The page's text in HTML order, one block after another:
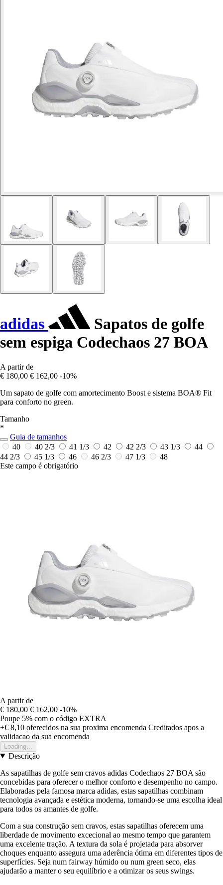
adidas
Sapatos de golfe
sem espiga Codechaos 27 BOA
A partir de
€ 180,00 € 162,00 -10%
Um sapato de golfe com amortecimento Boost e sistema BOA® Fit
para conforto no green.
Tamanho
*
Guia de tamanhos
40
40 2/3 41 1/3 42 42 2/3 43 1/3
44
44 2/3
45 1/3 46 46 2/3 47 1/3
48
Este campo é obrigatório
A partir de
€ 180,00 € 162,00 -10%
Poupe 5% com o código EXTRA
+€ 8,10 oferecidos na sua proxima encomenda Creditados apos a
validacao da sua encomenda
Loading...
Descrição
As sapatilhas de golfe sem cravos adidas Codechaos 27 BOA são
concebidas para oferecer o melhor conforto e desempenho no campo.
Elaboradas pela famosa marca adidas, estas sapatilhas combinam
tecnologia avançada e estética moderna, tornando-se uma escolha ideal
para todos os amantes de golfe.
Com a sua construção sem cravos, estas sapatilhas oferecem uma
liberdade de movimento excecional ao mesmo tempo que garantem
uma excelente tração. A textura da sola é projetada para absorver
choques enquanto assegura uma aderência ótima em diferentes tipos de
superfícies. Seja num fairway húmido ou num green seco, elas
ajudarão a manter o seu equilíbrio e a otimizar os seus swings.